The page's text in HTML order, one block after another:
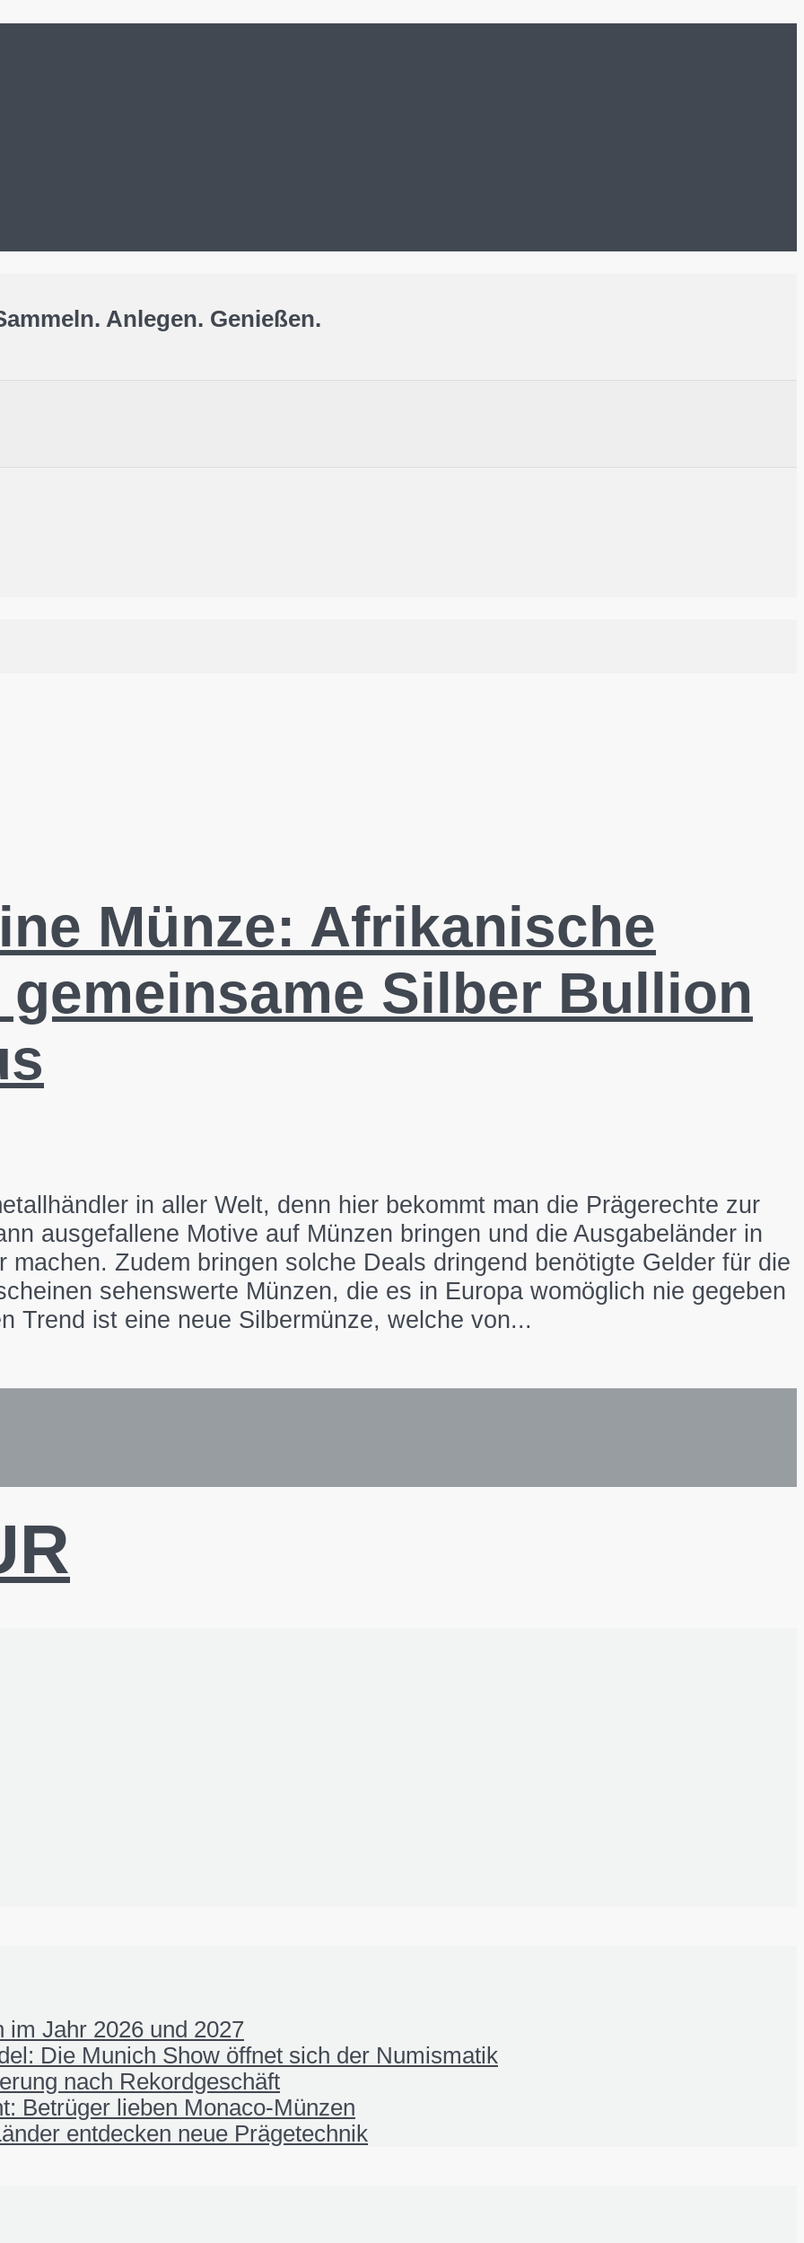
Anlegen. Genießen.
Münze: Afrikanische
gemeinsame Silber Bullion
in aller Welt, denn hier bekommt man die Prägerechte zur
ausgefallene Motive auf Münzen bringen und die Ausgabeländer in
Zudem bringen solche Deals dringend benötigte Gelder für die
sehenswerte Münzen, die es in Europa womöglich nie gegeben
Trend ist eine neue Silbermünze, welche von...
im Jahr 2026 und 2027
Die Munich Show öffnet sich der Numismatik
nach Rekordgeschäft
Betrüger lieben Monaco-Münzen
entdecken neue Prägetechnik